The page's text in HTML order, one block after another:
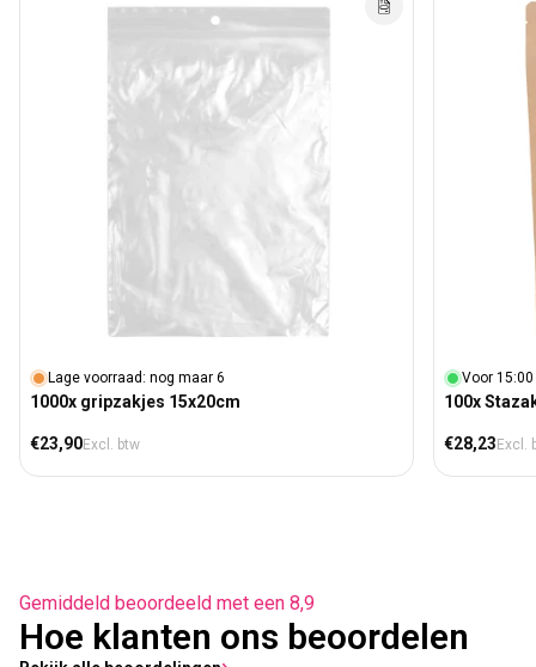
Lage voorraad: nog maar 6
1000x gripzakjes 15x20cm
Normale prijs
€23,90Excl. btw
Voor
100x
Normale
€28,23Excl.
Gemiddeld beoordeeld met een 8,9
Hoe klanten ons beoordelen